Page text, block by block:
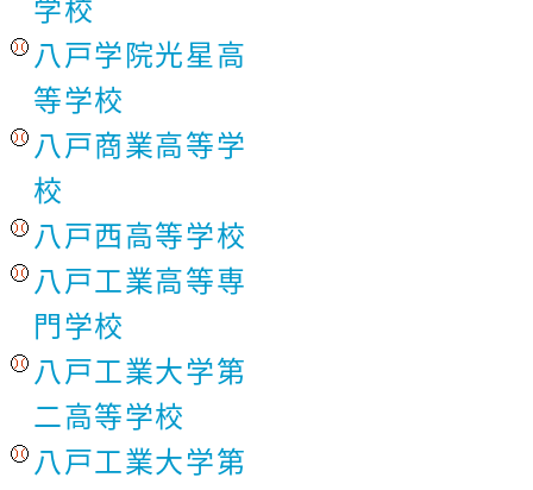
八戸学院光星高
等学校
八戸商業高等学
校
八戸西高等学校
八戸工業高等専
門学校
八戸工業大学第
二高等学校
八戸工業大学第